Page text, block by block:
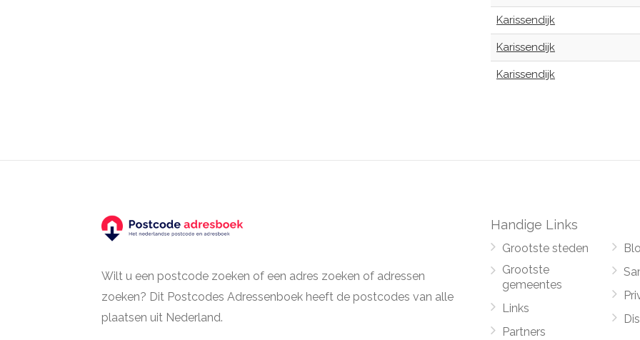
Karissendijk
Karissendijk
Karissendijk
Wilt u een postcode zoeken of een adres zoeken of adressen
zoeken? Dit Postcodes Adressenboek heeft de postcodes van alle
plaatsen uit Nederland.
Handige Links
Grootste steden
Grootste
gemeentes
Links
Partners